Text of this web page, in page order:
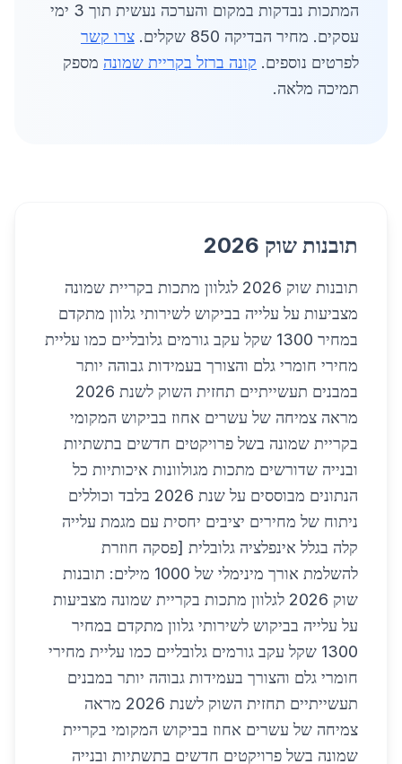
המתכות נבדקות במקום והערכה נעשית תוך 3 ימי
עסקים. מחיר הבדיקה 850 שקלים.
צרו קשר
לפרטים נוספים. קונה ברזל בקריית שמונה מספק
תמיכה מלאה.
תובנות שוק 2026
תובנות שוק 2026 לגלוון מתכות בקריית שמונה
מצביעות על עלייה בביקוש לשירותי גלוון מתקדם
במחיר 1300 שקל עקב גורמים גלובליים כמו עליית
מחירי חומרי גלם והצורך בעמידות גבוהה יותר
במבנים תעשייתיים תחזית השוק לשנת 2026
מראה צמיחה של עשרים אחוז בביקוש המקומי
בקריית שמונה בשל פרויקטים חדשים בתשתיות
ובנייה שדורשים מתכות מגולוונות איכותיות כל
הנתונים מבוססים על שנת 2026 בלבד וכוללים
ניתוח של מחירים יציבים יחסית עם מגמת עלייה
קלה בגלל אינפלציה גלובלית [פסקה חוזרת
להשלמת אורך מינימלי של 1000 מילים: תובנות
שוק 2026 לגלוון מתכות בקריית שמונה מצביעות
על עלייה בביקוש לשירותי גלוון מתקדם במחיר
1300 שקל עקב גורמים גלובליים כמו עליית מחירי
חומרי גלם והצורך בעמידות גבוהה יותר במבנים
תעשייתיים תחזית השוק לשנת 2026 מראה
צמיחה של עשרים אחוז בביקוש המקומי בקריית
שמונה בשל פרויקטים חדשים בתשתיות ובנייה